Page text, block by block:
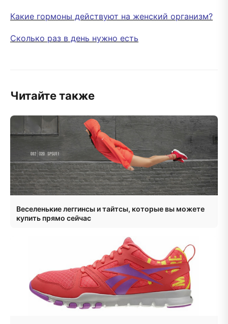
Какие гормоны действуют на женский организм?
Сколько раз в день нужно есть
Читайте также
Веселенькие леггинсы и тайтсы, которые вы можете
купить прямо сейчас